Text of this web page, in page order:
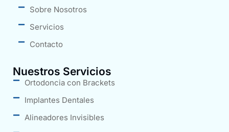
Sobre Nosotros
Servicios
Contacto
Nuestros Servicios
Ortodoncia con Brackets
Implantes Dentales
Alineadores Invisibles